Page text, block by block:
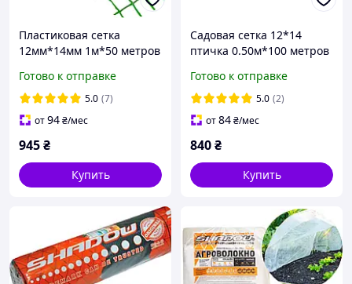
Пластиковая сетка
12мм*14мм 1м*50 метров
Готово к отправке
5.0 (7)
от94₴/мес
945₴
Купить
Садовая сетка 12*14
птичка 0.50м*100 метров
забора
Готово к отправке
5.0 (2)
от84₴/мес
840₴
Купить